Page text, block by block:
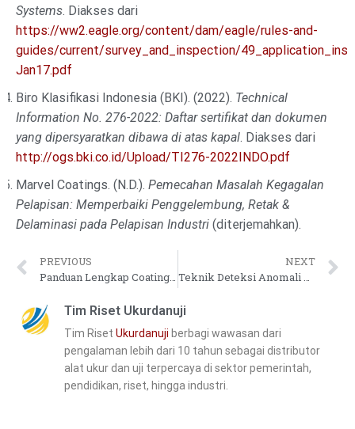
Systems. Diakses dari
https://ww2.eagle.org/content/dam/eagle/rules-and-
guides/current/survey_and_inspection/
Jan17.pdf
Biro Klasifikasi Indonesia (BKI). (2022). Technical
Information No. 276-2022: Daftar sertifikat dan dokumen
yang dipersyaratkan dibawa di atas kapal. Diakses dari
http://ogs.bki.co.id/Upload/TI276-2022INDO.pdf
Marvel Coatings. (N.D.). Pemecahan Masalah Kegagalan
Pelapisan: Memperbaiki Penggelembung, Retak &
Delaminasi pada Pelapisan Industri (diterjemahkan).
PREVIOUS
Panduan Lengkap Coating Thickness Gauge untuk Konstruksi Kapal
NEXT
Teknik Deteksi Anomali dan Pemeliharaan Prediktif untuk Mesin Pabrik Sawit
Tim Riset Ukurdanuji
Tim Riset Ukurdanuji berbagi wawasan dari
pengalaman lebih dari 10 tahun sebagai distributor
alat ukur dan uji terpercaya di sektor pemerintah,
pendidikan, riset, hingga industri.